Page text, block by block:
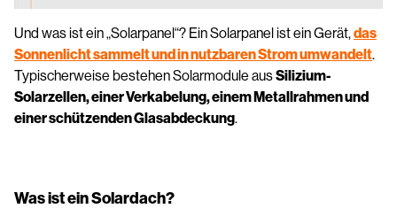
Und was ist ein „Solarpanel“? Ein Solarpanel ist ein Gerät,das
Sonnenlicht sammelt und in nutzbaren Strom umwandelt.
Typischerweise bestehen Solarmodule ausSilizium-
Solarzellen, einer Verkabelung, einem Metallrahmen und
einer schützenden Glasabdeckung.
Was ist ein Solardach?